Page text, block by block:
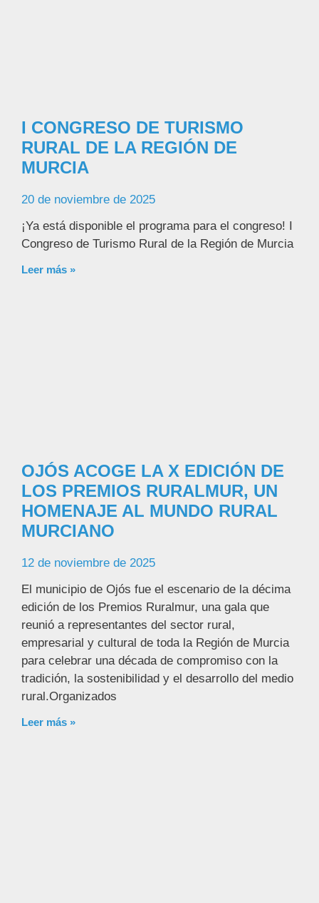
I CONGRESO DE TURISMO
RURAL DE LA REGIÓN DE
MURCIA
20 de noviembre de 2025
¡Ya está disponible el programa para el congreso! I
Congreso de Turismo Rural de la Región de Murcia
Leer más »
OJÓS ACOGE LA X EDICIÓN DE
LOS PREMIOS RURALMUR, UN
HOMENAJE AL MUNDO RURAL
MURCIANO
12 de noviembre de 2025
El municipio de Ojós fue el escenario de la décima
edición de los Premios Ruralmur, una gala que
reunió a representantes del sector rural,
empresarial y cultural de toda la Región de Murcia
para celebrar una década de compromiso con la
tradición, la sostenibilidad y el desarrollo del medio
rural.Organizados
Leer más »